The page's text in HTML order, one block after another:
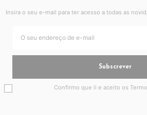
Insira o seu e-mail para ter acesso a todas as
Subscrever
Confirmo que li e aceito os